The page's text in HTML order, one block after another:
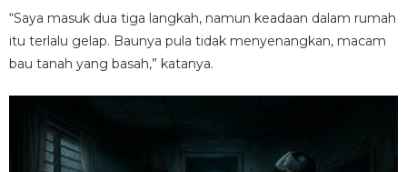
“Saya masuk dua tiga langkah, namun keadaan dalam rumah
itu terlalu gelap. Baunya pula tidak menyenangkan, macam
bau tanah yang basah,” katanya.